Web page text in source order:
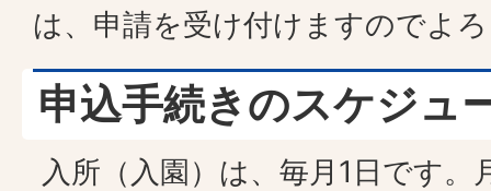
は、申請を受け付けますのでよ
申込手続きのスケジュ
入所（入園）は、毎月1日です。